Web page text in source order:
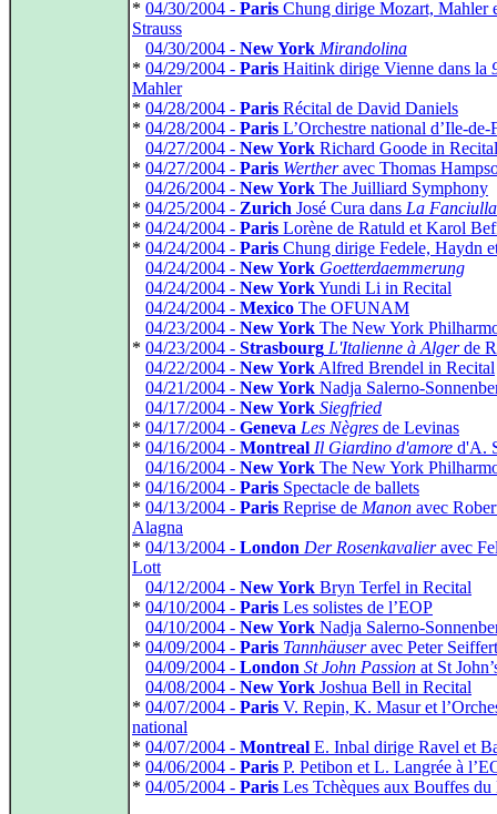
* 04/30/2004 - Paris Chung dirige Mozart, Mahler
Strauss
04/30/2004 - New York Mirandolina
* 04/29/2004 - Paris Haitink dirige Vienne dans la
Mahler
* 04/28/2004 - Paris Récital de David Daniels
* 04/28/2004 - Paris L’Orchestre national d’Ile-de-
04/27/2004 - New York Richard Goode in Recital
* 04/27/2004 - Paris Wertheravec Thomas
04/26/2004 - New York The Juilliard Symphony
* 04/25/2004 - Zurich José Cura dans La
* 04/24/2004 - Paris Lorène de Ratuld et Karol
* 04/24/2004 - Paris Chung dirige Fedele, Haydn
04/24/2004 - New York Goetterdaemmerung
04/24/2004 - New YorkYundi Li in Recital
04/24/2004 - Mexico The OFUNAM
04/23/2004 - New York The New York
* 04/23/2004 - Strasbourg L'Italienne à Algerde
04/22/2004 - New York Alfred Brendel in Recital
04/21/2004 - New York Nadja Salerno-
04/17/2004 - New York Siegfried
* 04/17/2004 - Geneva Les Nègres de Levinas
* 04/16/2004 - Montreal Il Giardino d'amore d'A.
04/16/2004 - New York The New York
* 04/16/2004 - Paris Spectacle de ballets
* 04/13/2004 - Paris Reprise de Manon avec
Alagna
* 04/13/2004 - London Der Rosenkavalieravec
Lott
04/12/2004 - New York Bryn Terfel in Recital
* 04/10/2004 - Paris Les solistes de l’EOP
04/10/2004 - New York Nadja Salerno-
* 04/09/2004 - Paris Tannhäuseravec Peter Seiffert
04/09/2004 - London St John Passion at St
04/08/2004 - New York Joshua Bell in Recital
* 04/07/2004 - Paris V. Repin, K. Masur et
national
* 04/07/2004 - Montreal E. Inbal dirige Ravel et
* 04/06/2004 - Paris P. Petibon et L. Langrée à
* 04/05/2004 - Paris Les Tchèques aux Bouffes